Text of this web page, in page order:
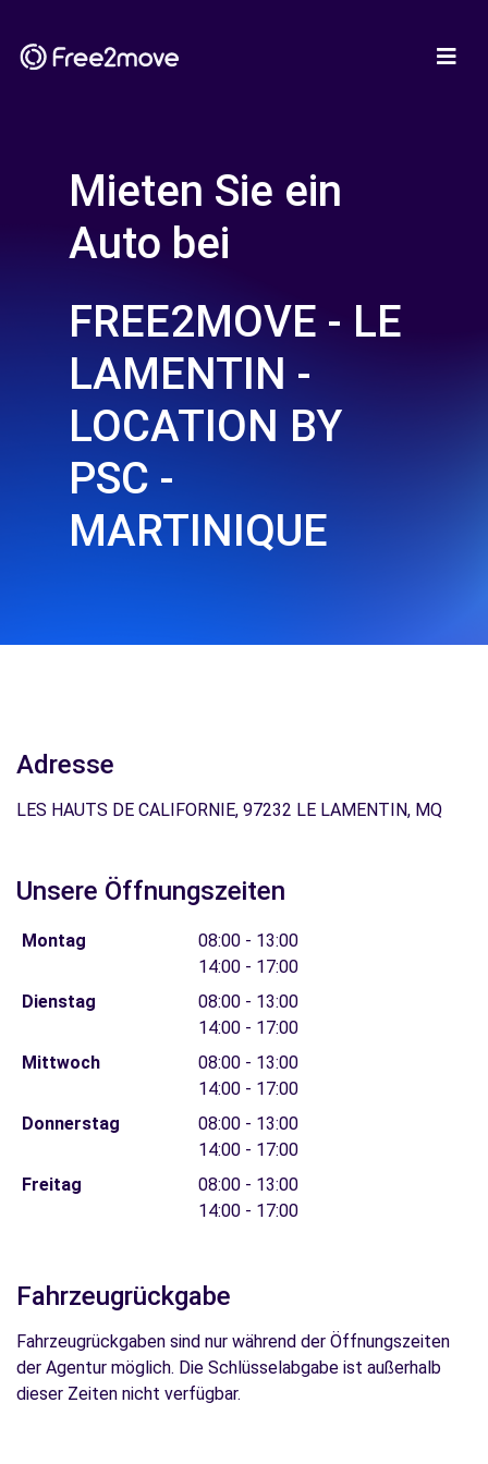
Mieten Sie ein
Auto bei
FREE2MOVE - LE
LAMENTIN -
LOCATION BY
PSC -
MARTINIQUE
Adresse
LES HAUTS DE CALIFORNIE, 97232 LE LAMENTIN, MQ
Unsere Öffnungszeiten
Montag
08:00 - 13:00
14:00 - 17:00
Dienstag
08:00 - 13:00
14:00 - 17:00
Mittwoch
08:00 - 13:00
14:00 - 17:00
Donnerstag
08:00 - 13:00
14:00 - 17:00
Freitag
08:00 - 13:00
14:00 - 17:00
Fahrzeugrückgabe
Fahrzeugrückgaben sind nur während der Öffnungszeiten
der Agentur möglich. Die Schlüsselabgabe ist außerhalb
dieser Zeiten nicht verfügbar.